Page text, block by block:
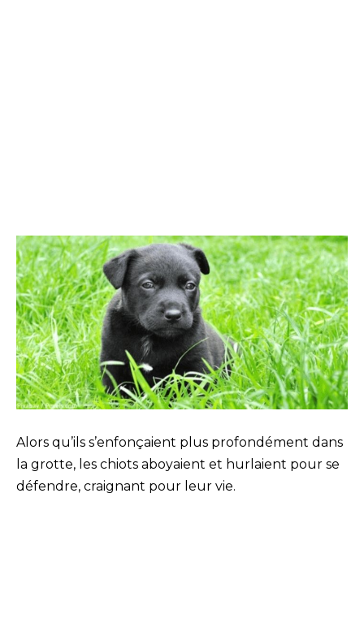
Alors qu’ils s’enfonçaient plus profondément dans
la grotte, les chiots aboyaient et hurlaient pour se
défendre, craignant pour leur vie.